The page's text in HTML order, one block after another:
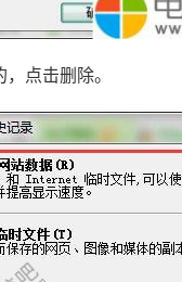
点击删除。